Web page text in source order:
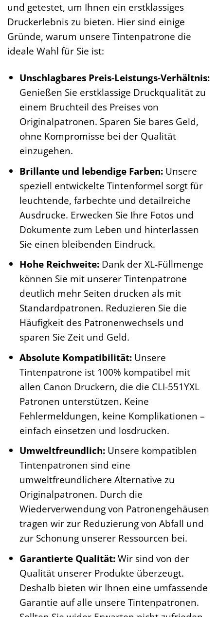
und getestet, um Ihnen ein erstklassiges
Druckerlebnis zu bieten. Hier sind einige
Gründe, warum unsere Tintenpatrone die
ideale Wahl für Sie ist:
Unschlagbares Preis-Leistungs-Verhältnis:
Genießen Sie erstklassige Druckqualität zu
einem Bruchteil des Preises von
Originalpatronen. Sparen Sie bares Geld,
ohne Kompromisse bei der Qualität
einzugehen.
Brillante und lebendige Farben:Unsere
speziell entwickelte Tintenformel sorgt für
leuchtende, farbechte und detailreiche
Ausdrucke. Erwecken Sie Ihre Fotos und
Dokumente zum Leben und hinterlassen
Sie einen bleibenden Eindruck.
Hohe Reichweite:Dank der XL-Füllmenge
können Sie mit unserer Tintenpatrone
deutlich mehr Seiten drucken als mit
Standardpatronen. Reduzieren Sie die
Häufigkeit des Patronenwechsels und
sparen Sie Zeit und Geld.
Absolute Kompatibilität:Unsere
Tintenpatrone ist 100% kompatibel mit
allen Canon Druckern, die die CLI-551YXL
Patronen unterstützen. Keine
Fehlermeldungen, keine Komplikationen –
einfach einsetzen und losdrucken.
Umweltfreundlich:Unsere kompatiblen
Tintenpatronen sind eine
umweltfreundlichere Alternative zu
Originalpatronen. Durch die
Wiederverwendung von Patronengehäusen
tragen wir zur Reduzierung von Abfall und
zur Schonung unserer Ressourcen bei.
Garantierte Qualität:Wir sind von der
Qualität unserer Produkte überzeugt.
Deshalb bieten wir Ihnen eine umfassende
Garantie auf alle unsere Tintenpatronen.